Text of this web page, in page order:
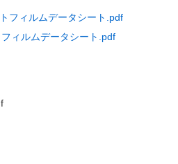
フィルムデータシート.pdf
ィルムデータシート.pdf